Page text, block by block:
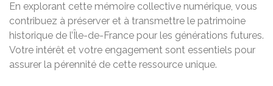
En explorant cette mémoire collective numérique, vous
contribuez à préserver et à transmettre le patrimoine
historique de l’Île-de-France pour les générations futures.
Votre intérêt et votre engagement sont essentiels pour
assurer la pérennité de cette ressource unique.